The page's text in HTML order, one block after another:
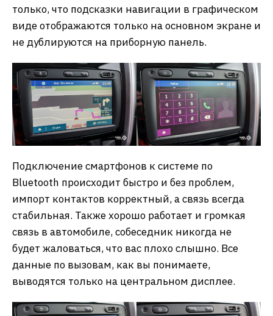
только, что подсказки навигации в графическом
виде отображаются только на основном экране и
не дублируются на приборную панель.
Подключение смартфонов к системе по
Bluetooth происходит быстро и без проблем,
импорт контактов корректный, а связь всегда
стабильная. Также хорошо работает и громкая
связь в автомобиле, собеседник никогда не
будет жаловаться, что вас плохо слышно. Все
данные по вызовам, как вы понимаете,
выводятся только на центральном дисплее.